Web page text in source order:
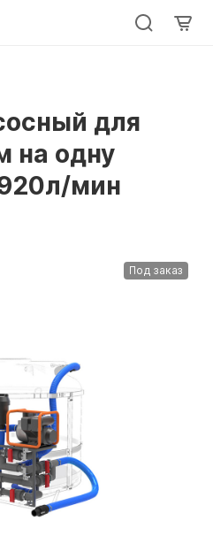
для
на одну
мин
Под заказ